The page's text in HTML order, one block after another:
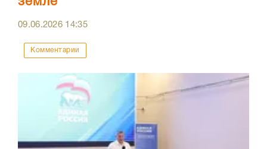
09.06.2026 14:35
Комментарии